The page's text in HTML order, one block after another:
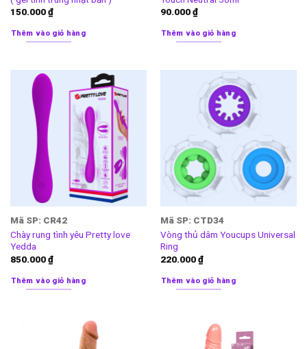
150.000₫
Thêm vào giỏ hàng
90.000₫
Thêm vào giỏ hàng
Mã SP: CR42
Chày rung tình yêu Pretty love
Yedda
850.000₫
Thêm vào giỏ hàng
Mã SP: CTD34
Vòng thủ dâm Youcups Universal
Ring
220.000₫
Thêm vào giỏ hàng